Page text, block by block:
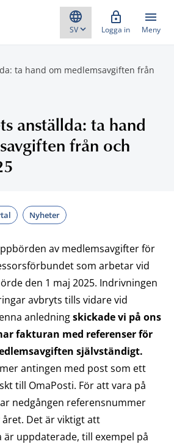
Logga in Meny
ta hand om medlemsavgiften från
anställda: ta hand
från och
Nyheter
av medlemsavgifter för
som arbetar vid
den 1 maj 2025. Indrivningen
avbryts tills vidare vid
anledningskickade vi på ons
fakturan med referenser för
självständigt.
antingen med post som ett
till OmaPosti. För att vara på
nedgången referensnummer
Det är viktigt att
är uppdaterade, till exempel på